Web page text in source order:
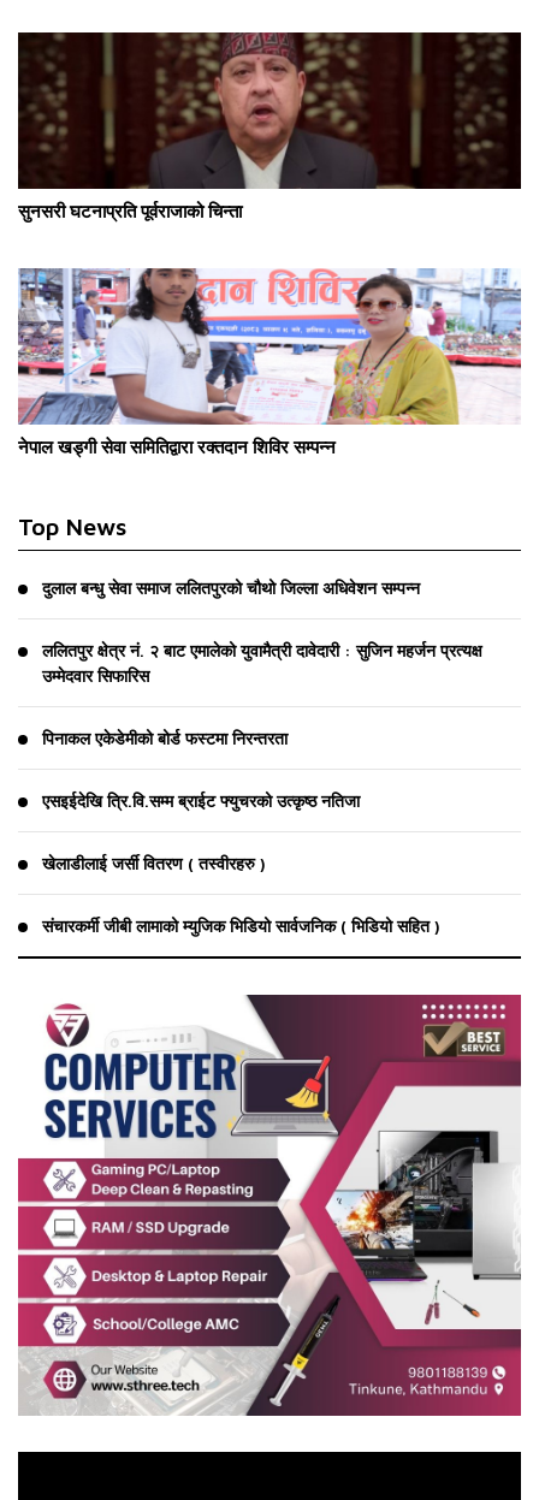
सुनसरी घटनाप्रति पूर्वराजाको चिन्ता
नेपाल खड्गी सेवा समितिद्वारा रक्तदान शिविर सम्पन्न
Top News
दुलाल बन्धु सेवा समाज ललितपुरको चौथो जिल्ला अधिवेशन सम्पन्न
ललितपुर क्षेत्र नं. २ बाट एमालेको युवामैत्री दावेदारी : सुजिन महर्जन प्रत्यक्ष
उम्मेदवार सिफारिस
पिनाकल एकेडेमीको बोर्ड फस्टमा निरन्तरता
एसइईदेखि त्रि.वि.सम्म ब्राईट फ्युचरको उत्कृष्ठ नतिजा
खेलाडीलाई जर्सी वितरण ( तस्वीरहरु )
संचारकर्मी जीबी लामाको म्युजिक भिडियो सार्वजनिक ( भिडियो सहित )